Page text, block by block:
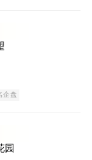
企盘
园